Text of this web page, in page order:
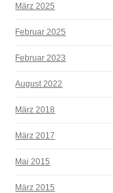
März 2025
Februar 2025
Februar 2023
August 2022
März 2018
März 2017
Mai 2015
März 2015